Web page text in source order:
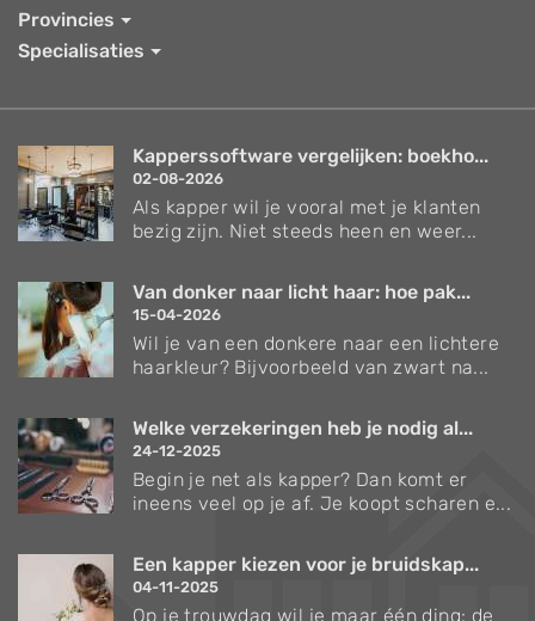
Provincies
Specialisaties
Kapperssoftware vergelijken: boekho...
02-08-2026
Als kapper wil je vooral met je klanten
bezig zijn. Niet steeds heen en weer...
Van donker naar licht haar: hoe pak...
15-04-2026
Wil je van een donkere naar een lichtere
haarkleur? Bijvoorbeeld van zwart na...
Welke verzekeringen heb je nodig al...
24-12-2025
Begin je net als kapper? Dan komt er
ineens veel op je af. Je koopt scharen e...
Een kapper kiezen voor je bruidskap...
04-11-2025
Op je trouwdag wil je maar één ding: de